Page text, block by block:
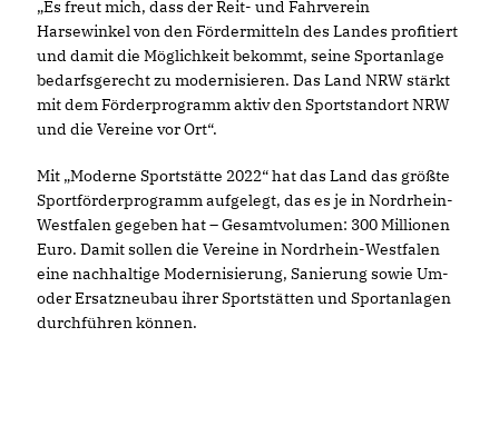
Es freut mich, dass der Reit- und Fahrverein
Harsewinkel von den Fördermitteln des Landes profitiert
und damit die Möglichkeit bekommt, seine Sportanlage
bedarfsgerecht zu modernisieren. Das Land NRW stärkt
mit dem Förderprogramm aktiv den Sportstandort NRW
und die Vereine vor Ort“.
Mit „Moderne Sportstätte 2022“ hat das Land das größte
Sportförderprogramm aufgelegt, das es je in Nordrhein-
Westfalen gegeben hat – Gesamtvolumen: 300 Millionen
Euro. Damit sollen die Vereine in Nordrhein-Westfalen
eine nachhaltige Modernisierung, Sanierung sowie Um-
oder Ersatzneubau ihrer Sportstätten und Sportanlagen
durchführen können.